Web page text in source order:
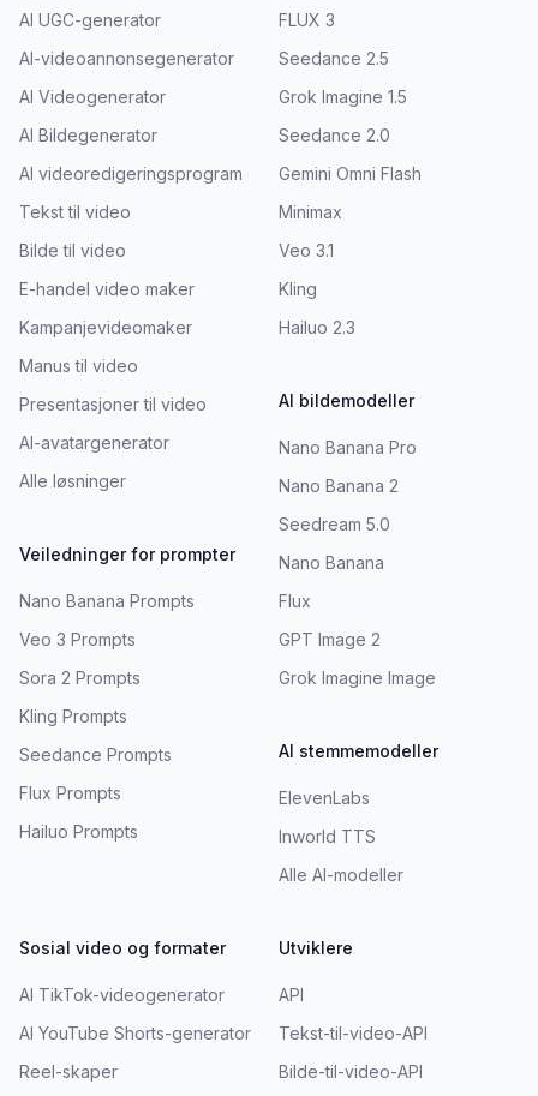
AI UGC-generator
AI-videoannonsegenerator
AI Videogenerator
AI Bildegenerator
AI videoredigeringsprogram
Tekst til video
Bilde til video
E-handel video maker
Kampanjevideomaker
Manus til video
Presentasjoner til video
AI-avatargenerator
Alle løsninger
Veiledninger for prompter
Nano Banana Prompts
Veo 3 Prompts
Sora 2 Prompts
Kling Prompts
Seedance Prompts
Flux Prompts
Hailuo Prompts
FLUX 3
Seedance 2.5
Grok Imagine 1.5
Seedance 2.0
Gemini Omni Flash
Minimax
Veo 3.1
Kling
Hailuo 2.3
AI bildemodeller
Nano Banana Pro
Nano Banana 2
Seedream 5.0
Nano Banana
Flux
GPT Image 2
Grok Imagine Image
AI stemmemodeller
ElevenLabs
Inworld TTS
Alle AI-modeller
Sosial video og formater
AI TikTok-videogenerator
AI YouTube Shorts-generator
Reel-skaper
Utviklere
API
Tekst-til-video-API
Bilde-til-video-API